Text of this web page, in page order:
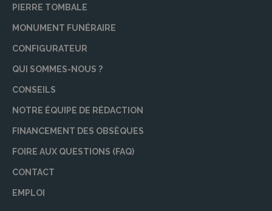
PIERRE TOMBALE
MONUMENT FUNÉRAIRE
CONFIGURATEUR
QUI SOMMES-NOUS ?
CONSEILS
NOTRE ÉQUIPE DE RÉDACTION
FINANCEMENT DES OBSÈQUES
FOIRE AUX QUESTIONS (FAQ)
CONTACT
EMPLOI